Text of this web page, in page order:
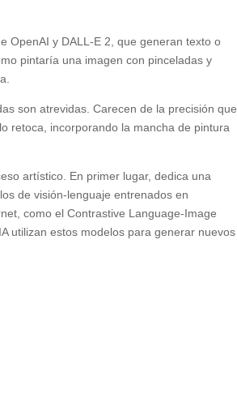
OpenAI y DALL-E 2, que generan texto o
pintaría una imagen con pinceladas y
son atrevidas. Carecen de la precisión que
retoca, incorporando la mancha de pintura
artístico. En primer lugar, dedica una
de visión-lenguaje entrenados en
como el Contrastive Language-Image
utilizan estos modelos para generar nuevos